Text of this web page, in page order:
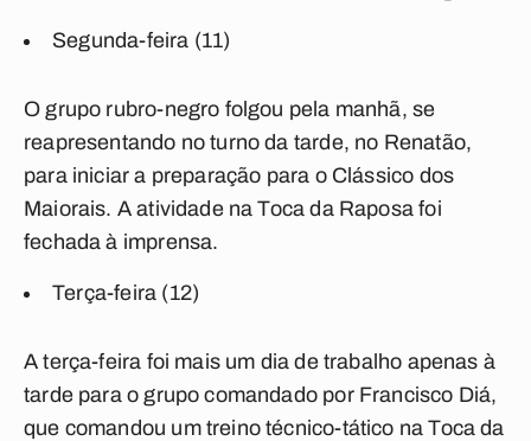
Segunda-feira (11)
O grupo rubro-negro folgou pela manhã, se
reapresentando no turno da tarde, no Renatão,
para iniciar a preparação para o Clássico dos
Maiorais. A atividade na Toca da Raposa foi
fechada à imprensa.
Terça-feira (12)
A terça-feira foi mais um dia de trabalho apenas à
tarde para o grupo comandado por Francisco Diá,
que comandou um treino técnico-tático na Toca da